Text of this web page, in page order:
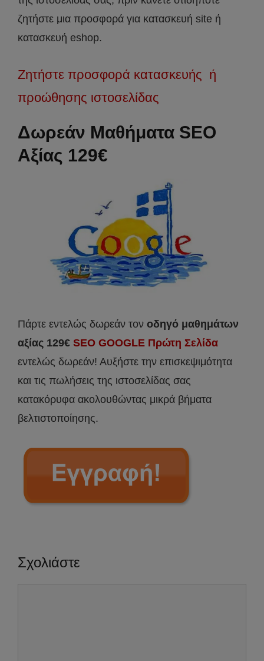
ζητήστε μια προσφορά για κατασκευή site ή
κατασκευή eshop.
Ζητήστε προσφορά κατασκευής ή
προώθησης ιστοσελίδας
Δωρεάν Μαθήματα SEO
Αξίας 129€
Πάρτε εντελώς δωρεάν τον οδηγό μαθημάτων
αξίας 129€ SEO GOOGLE Πρώτη Σελίδα
εντελώς δωρεάν! Αυξήστε την επισκεψιμότητα
και τις πωλήσεις της ιστοσελίδας σας
κατακόρυφα ακολουθώντας μικρά βήματα
βελτιστοποίησης.
Σχολιάστε